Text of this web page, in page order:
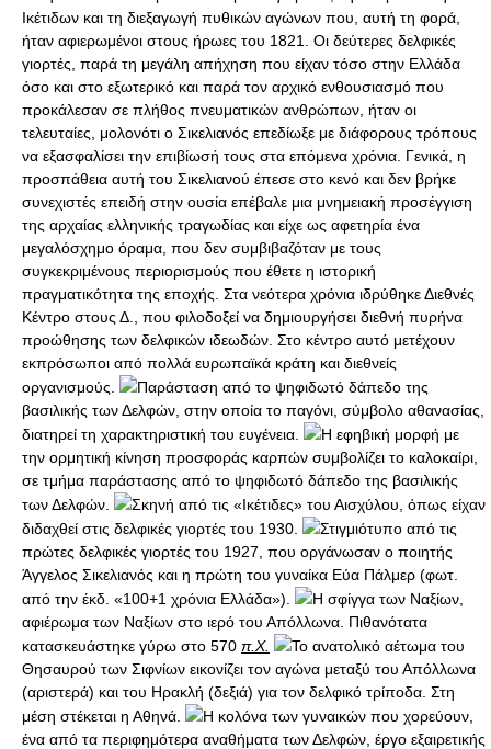
Ικέτιδων και τη διεξαγωγή πυθικών αγώνων που, αυτή τη φορά,
ήταν αφιερωμένοι στους ήρωες του 1821. Οι δεύτερες δελφικές
γιορτές, παρά τη μεγάλη απήχηση που είχαν τόσο στην Ελλάδα
όσο και στο εξωτερικό και παρά τον αρχικό ενθουσιασμό που
προκάλεσαν σε πλήθος πνευματικών ανθρώπων, ήταν οι
τελευταίες, μολονότι ο Σικελιανός επεδίωξε με διάφορους τρόπους
να εξασφαλίσει την επιβίωσή τους στα επόμενα χρόνια. Γενικά, η
προσπάθεια αυτή του Σικελιανού έπεσε στο κενό και δεν βρήκε
συνεχιστές επειδή στην ουσία επέβαλε μια μνημειακή προσέγγιση
της αρχαίας ελληνικής τραγωδίας και είχε ως αφετηρία ένα
μεγαλόσχημο όραμα, που δεν συμβιβαζόταν με τους
συγκεκριμένους περιορισμούς που έθετε η ιστορική
πραγματικότητα της εποχής. Στα νεότερα χρόνια ιδρύθηκε Διεθνές
Κέντρο στους Δ., που φιλοδοξεί να δημιουργήσει διεθνή πυρήνα
προώθησης των δελφικών ιδεωδών. Στο κέντρο αυτό μετέχουν
εκπρόσωποι από πολλά ευρωπαϊκά κράτη και διεθνείς
οργανισμούς.
Παράσταση από το ψηφιδωτό δάπεδο της
βασιλικής των Δελφών, στην οποία το παγόνι, σύμβολο αθανασίας,
διατηρεί τη χαρακτηριστική του ευγένεια.
Η εφηβική μορφή με
την ορμητική κίνηση προσφοράς καρπών συμβολίζει το καλοκαίρι,
σε τμήμα παράστασης από το ψηφιδωτό δάπεδο της βασιλικής
των Δελφών.
Σκηνή από τις «Ικέτιδες» του Αισχύλου, όπως είχαν
διδαχθεί στις δελφικές γιορτές του 1930.
Στιγμιότυπο από τις
πρώτες δελφικές γιορτές του 1927, που οργάνωσαν ο ποιητής
Άγγελος Σικελιανός και η πρώτη του γυναίκα Εύα Πάλμερ (φωτ.
από την έκδ. «100+1 χρόνια Ελλάδα»).
Η σφίγγα των Ναξίων,
αφιέρωμα των Ναξίων στο ιερό του Απόλλωνα. Πιθανότατα
κατασκευάστηκε γύρω στο 570 π.Χ.
Το ανατολικό αέτωμα του
Θησαυρού των Σιφνίων εικονίζει τον αγώνα μεταξύ του Απόλλωνα
(αριστερά) και του Ηρακλή (δεξιά) για τον δελφικό τρίποδα. Στη
μέση στέκεται η Αθηνά.
Η κολόνα των γυναικών που χορεύουν,
ένα από τα περιφημότερα αναθήματα των Δελφών, έργο εξαιρετικής